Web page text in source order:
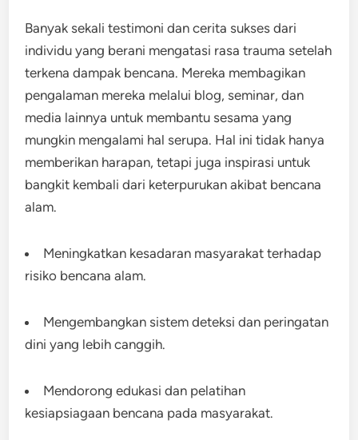
Banyak sekali testimoni dan cerita sukses dari
individu yang berani mengatasi rasa trauma setelah
terkena dampak bencana. Mereka membagikan
pengalaman mereka melalui blog, seminar, dan
media lainnya untuk membantu sesama yang
mungkin mengalami hal serupa. Hal ini tidak hanya
memberikan harapan, tetapi juga inspirasi untuk
bangkit kembali dari keterpurukan akibat bencana
alam.
Meningkatkan kesadaran masyarakat terhadap
risiko bencana alam.
Mengembangkan sistem deteksi dan peringatan
dini yang lebih canggih.
Mendorong edukasi dan pelatihan
kesiapsiagaan bencana pada masyarakat.